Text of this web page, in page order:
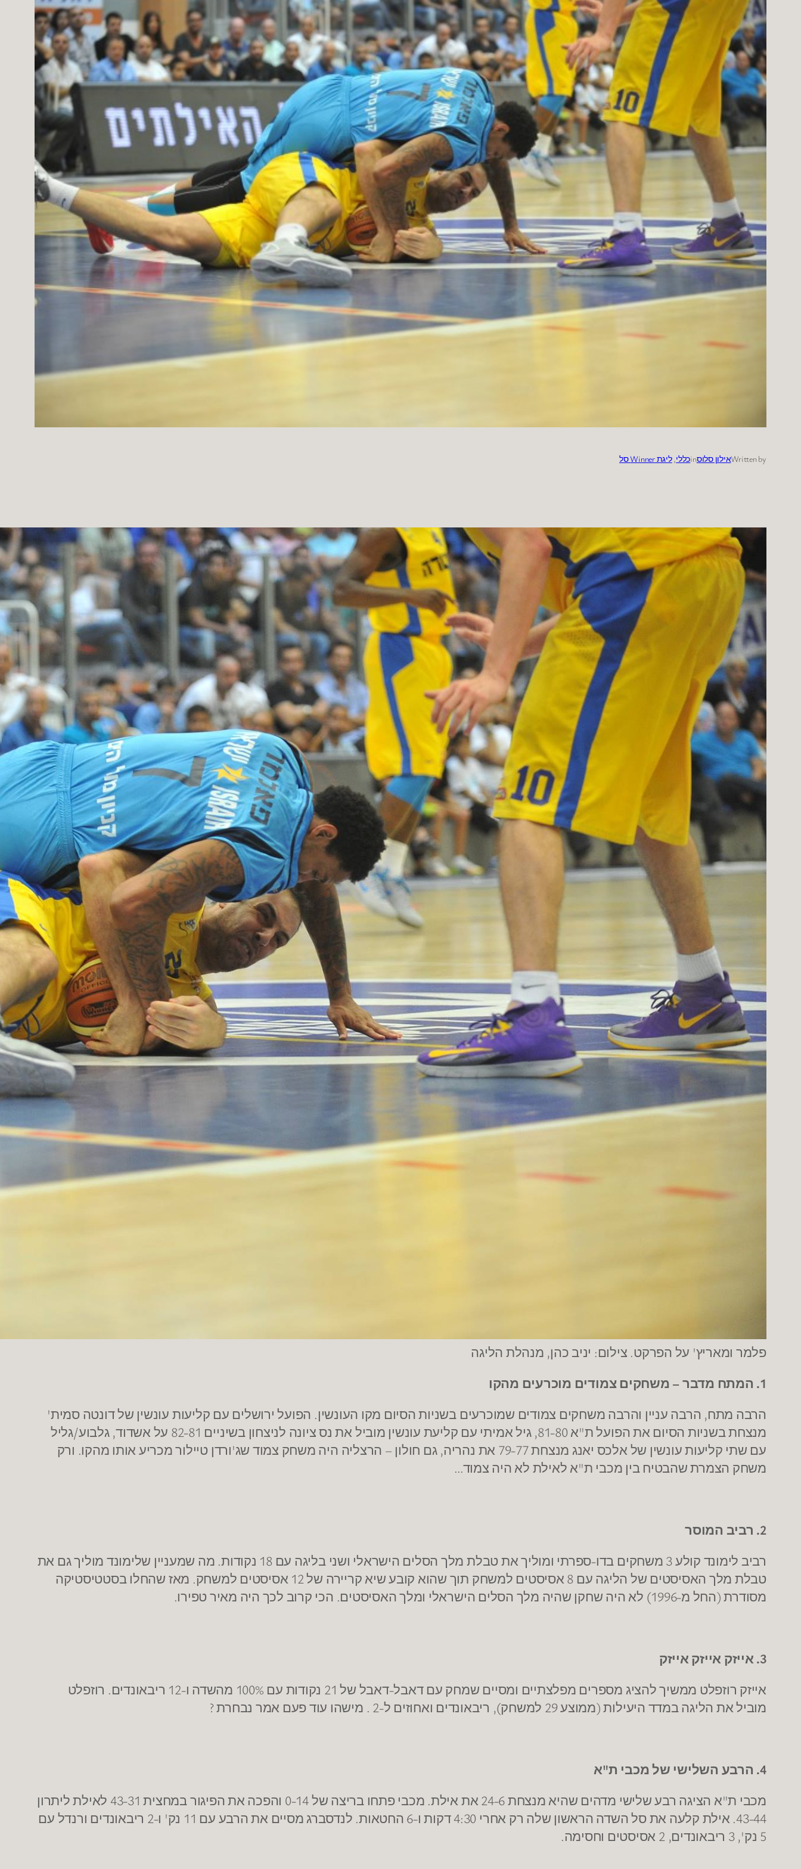
Written byאילון סלוסinכללי, ליגת Winner סל
פלמר ומאריץ' על הפרקט. צילום: יניב כהן, מנהלת הליגה
1. המתח מדבר – משחקים צמודים מוכרעים מהקו
הרבה מתח, הרבה עניין והרבה משחקים צמודים שמוכרעים בשניות הסיום מקו העונשין. הפועל ירושלים עם קליעות עונשין של דונטה סמית'
מנצחת בשניות הסיום את הפועל ת"א 81-80, גיל אמיתי עם קליעת עונשין מוביל את נס ציונה לניצחון בשיניים 82-81 על אשדוד, גלבוע/גליל
עם שתי קליעות עונשין של אלכס יאנג מנצחת 79-77 את נהריה, גם חולון – הרצליה היה משחק צמוד שג'ורדן טיילור מכריע אותו מהקו. ורק
משחק הצמרת שהבטיח בין מכבי ת"א לאילת לא היה צמוד…
2. רביב המוסר
רביב לימונד קולע 3 משחקים בדו-ספרתי ומוליך את טבלת מלך הסלים הישראלי ושני בליגה עם 18 נקודות. מה שמעניין שלימונד מוליך גם את
טבלת מלך האסיסטים של הליגה עם 8 אסיסטים למשחק תוך שהוא קובע שיא קריירה של 12 אסיסטים למשחק. מאז שהחלו בסטטיסטיקה
מסודרת (החל מ-1996) לא היה שחקן שהיה מלך הסלים הישראלי ומלך האסיסטים. הכי קרוב לכך היה מאיר טפירו.
3. אייזק אייזק אייזק
אייזק רוזפלט ממשיך להציג מספרים מפלצתיים ומסיים שמחק עם דאבל-דאבל של 21 נקודות עם 100% מהשדה ו-12 ריבאונדים. רוזפלט
מוביל את הליגה במדד היעילות (ממוצע 29 למשחק), ריבאונדים ואחוזים ל-2 . מישהו עוד פעם אמר נבחרת ?
4. הרבע השלישי של מכבי ת"א
מכבי ת"א הציגה רבע שלישי מדהים שהיא מנצחת 24-6 את אילת. מכבי פתחו בריצה של 0-14 והפכה את הפיגור במחצית 43-31 לאילת ליתרון
43-44. אילת קלעה את סל השדה הראשון שלה רק אחרי 4:30 דקות ו-6 החטאות. לנדסברג מסיים את הרבע עם 11 נק' ו-2 ריבאונדים ורנדל עם
5 נק', 3 ריבאונדים, 2 אסיסטים וחסימה.